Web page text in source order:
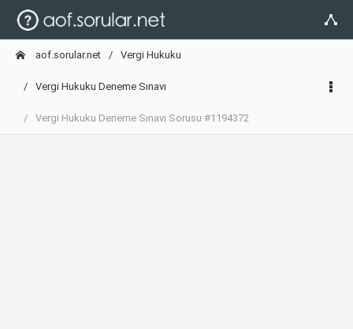
aof.sorular.net Vergi Hukuku
Vergi Hukuku Deneme Sınavı
Vergi Hukuku Deneme Sınavı Sorusu #1194372